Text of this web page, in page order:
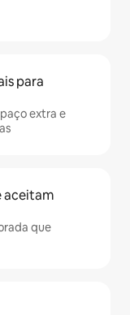
para
extra e
aceitam
que